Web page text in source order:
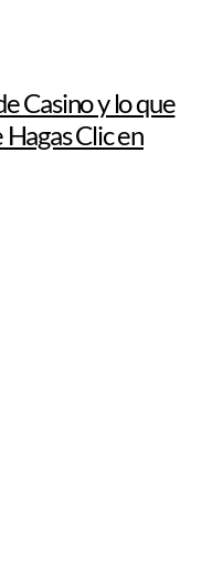
Casino y lo que
Clic en